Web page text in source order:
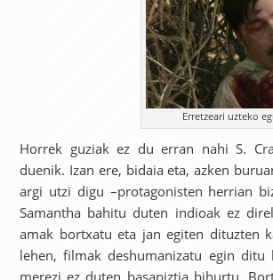
Erretzeari uzteko
Horrek guziak ez du erran nahi S.
duenik. Izan ere, bidaia eta, azken
argi utzi digu –protagonisten herrian
Samantha bahitu duten indioak ez
amak bortxatu eta jan egiten dituzten
lehen, filmak deshumanizatu egin
merezi ez duten basapiztia bihurtu.